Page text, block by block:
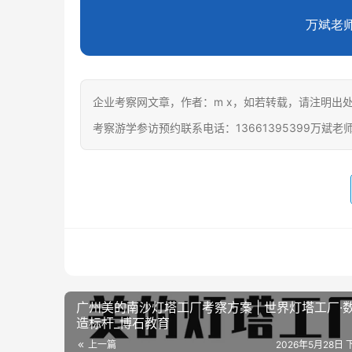
万斌老
企业考察网文章，作者：m x，如若转载，请注明
考察游学参访预约联系电话：13661395399万斌老
广州美的南沙灯塔工厂考察方案 | 世界灯塔工厂·
造标杆_博石教育
上一篇 2026年5月28日